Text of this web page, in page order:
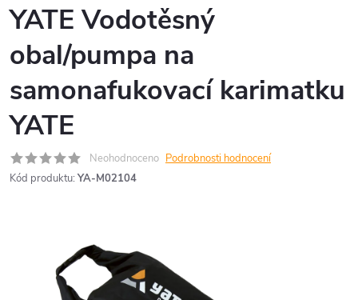
YATE Vodotěsný
obal/pumpa na
samonafukovací karimatku
YATE
Neohodnoceno Podrobnosti hodnocení
Kód produktu: YA-M02104